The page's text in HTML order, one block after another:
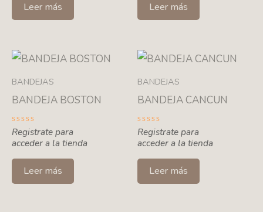
Leer más Leer más
BANDEJAS
BANDEJA BOSTON
Valorado
con
0
5
Registrate para
acceder a la tienda
Leer más
BANDEJAS
BANDEJA CANCUN
Valorado
con
0
5
Registrate para
acceder a la tienda
Leer más